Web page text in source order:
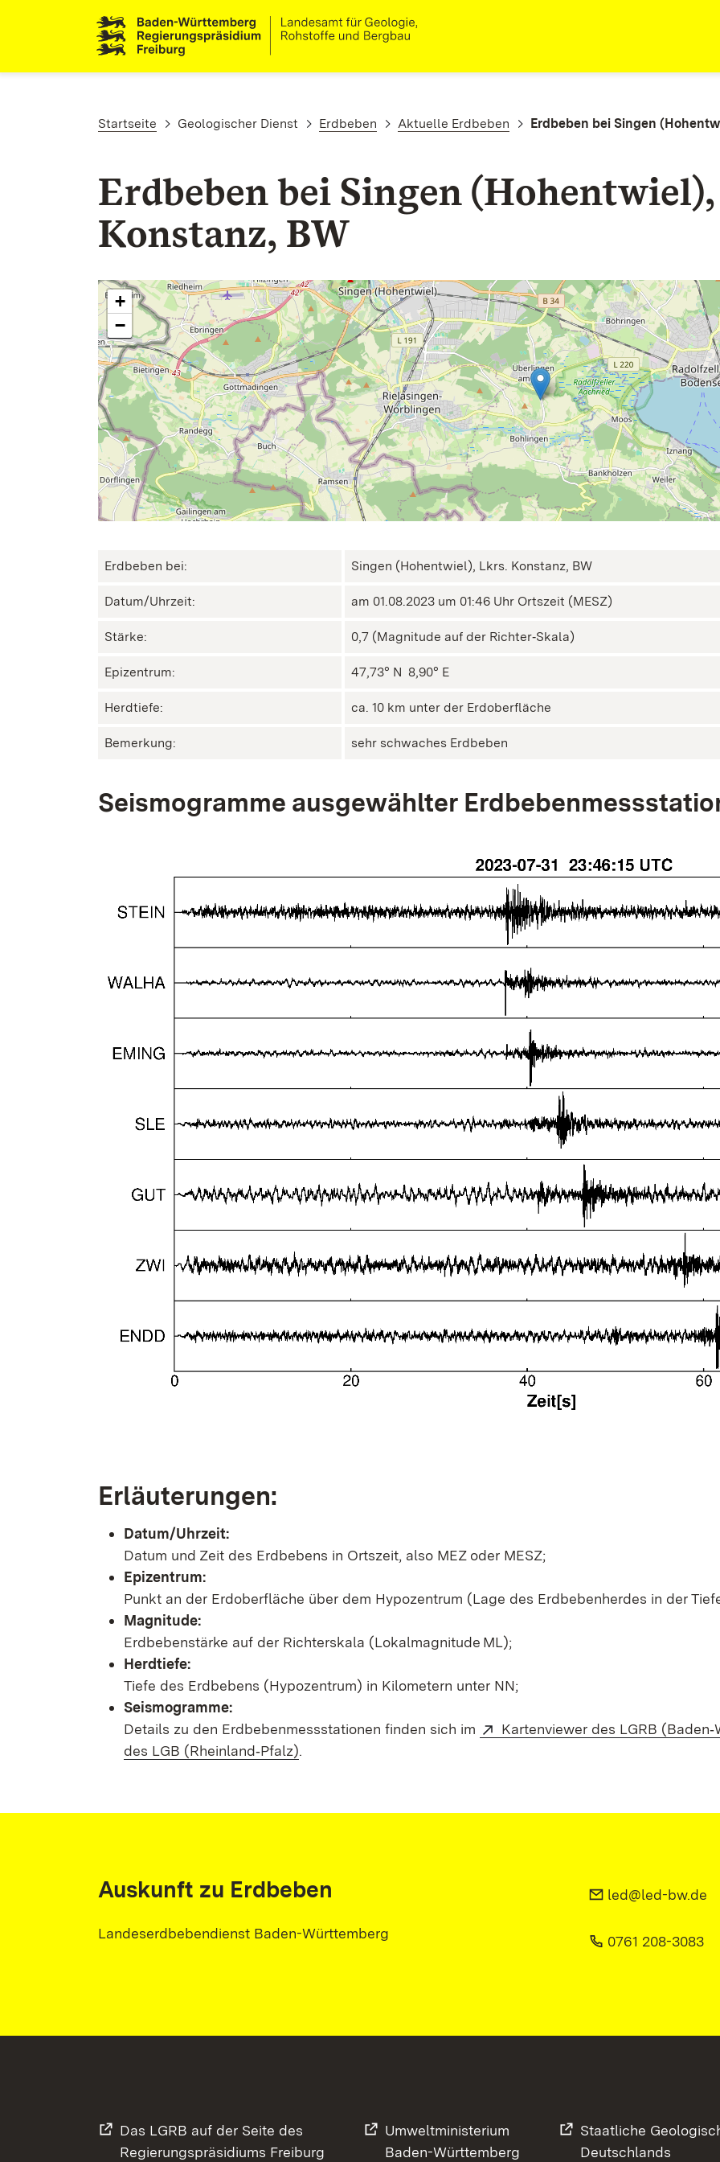
Pfadnavigation
Startseite Geologischer Dienst Erdbeben Aktuelle Erdbeben Erdbeben bei Singen
Erdbeben bei Singen
Konstanz, BW
+
−
Erdbeben bei: Singen (Hohentwiel), Lkrs. Konstanz, BW
Datum/Uhrzeit: am 01.08.2023 um 01:46 Uhr Ortszeit (MESZ)
Stärke: 0,7 (Magnitude auf der Richter‑Skala)
Epizentrum: 47,73° N ㅤ 8,90° E
Herdtiefe: ca. 10 km unter der Erdoberfläche
Bemerkung: sehr schwaches Erdbeben
Seismogramme ausgewählter
Erläuterungen:
Datum/Uhrzeit:
Datum und Zeit des Erdbebens in Ortszeit, also MEZ oder MESZ;
Epizentrum:
Punkt an der Erdoberfläche über dem Hypozentrum (Lage des Erdbebenherdes in der
Magnitude:
Erdbebenstärke auf der Richterskala (Lokalmagnitude ML);
Herdtiefe:
Tiefe des Erdbebens (Hypozentrum) in Kilometern unter NN;
Seismogramme:
Details zu den Erdbebenmessstationen finden sich im
Kartenviewer des LGRB
des LGB (Rheinland‑Pfalz).
Auskunft zu Erdbeben
Landeserdbebendienst Baden-Württemberg
led@led-bw.de
0761 208-3083
Das LGRB auf der Seite des
Regierungspräsidiums Freiburg
Umweltministerium
Baden-Württemberg
Staatliche
Deutschlands